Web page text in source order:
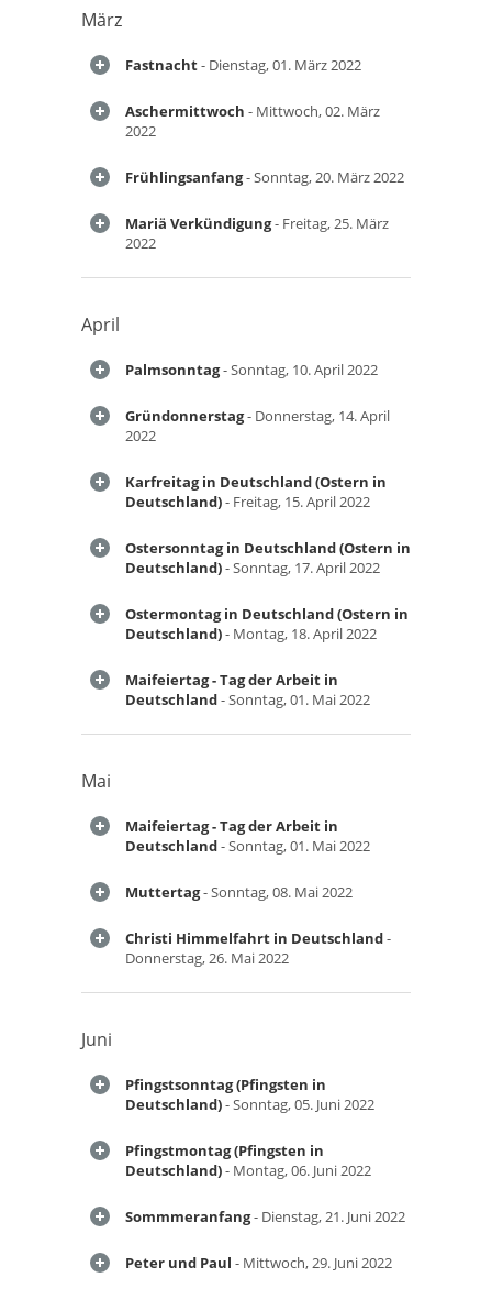
März
Fastnacht- Dienstag, 01. März 2022
Aschermittwoch - Mittwoch, 02. März
2022
Frühlingsanfang- Sonntag, 20. März 2022
Mariä Verkündigung- Freitag, 25. März
2022
April
Palmsonntag- Sonntag, 10. April 2022
Gründonnerstag- Donnerstag, 14. April
2022
Karfreitag in Deutschland (Ostern in
Deutschland)- Freitag, 15. April 2022
Ostersonntag in Deutschland (Ostern in
Deutschland)- Sonntag, 17. April 2022
Ostermontag in Deutschland (Ostern in
Deutschland)- Montag, 18. April 2022
Maifeiertag - Tag der Arbeit in
Deutschland- Sonntag, 01. Mai 2022
Mai
Maifeiertag - Tag der Arbeit in
Deutschland- Sonntag, 01. Mai 2022
Muttertag- Sonntag, 08. Mai 2022
Christi Himmelfahrt in Deutschland-
Donnerstag, 26. Mai 2022
Juni
Pfingstsonntag (Pfingsten in
Deutschland)- Sonntag, 05. Juni 2022
Pfingstmontag (Pfingsten in
Deutschland)- Montag, 06. Juni 2022
Sommmeranfang- Dienstag, 21. Juni 2022
Peter und Paul - Mittwoch, 29. Juni 2022